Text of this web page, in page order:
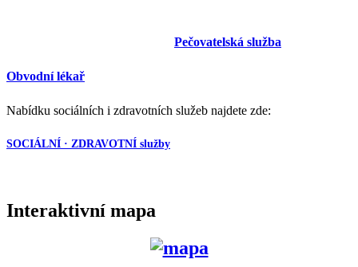
Pečovatelská služba
Obvodní lékař
Nabídku sociálních i zdravotních služeb najdete zde:
SOCIÁLNÍ · ZDRAVOTNÍ služby
Interaktivní mapa